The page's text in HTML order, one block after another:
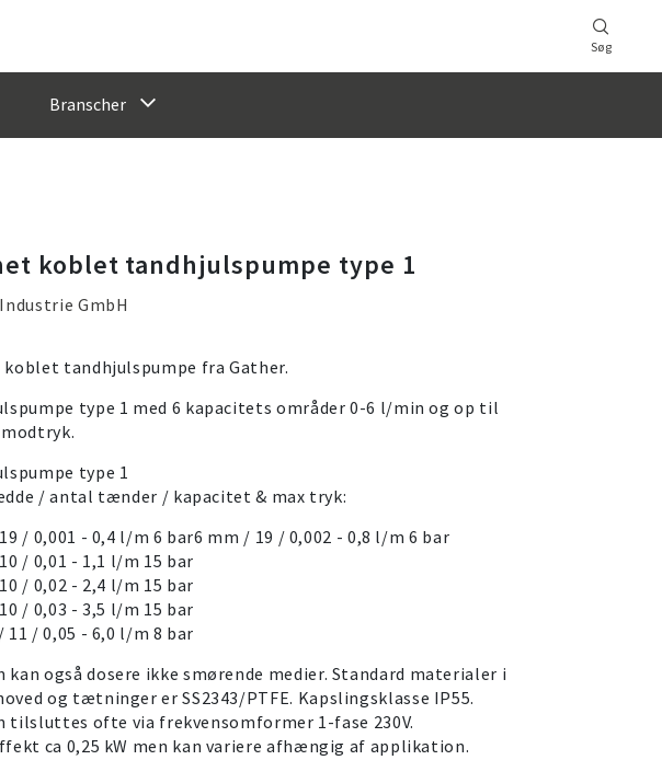
Søg
Branscher
koblet tandhjulspumpe type 1
GmbH
koblet tandhjulspumpe fra Gather.
type 1 med 6 kapacitets områder 0-6 l/min og op til
type 1
/ antal tænder / kapacitet & max tryk:
/ 0,001 - 0,4 l/m 6 bar6 mm / 19 / 0,002 - 0,8 l/m 6 bar
/ 0,01 - 1,1 l/m 15 bar
/ 0,02 - 2,4 l/m 15 bar
/ 0,03 - 3,5 l/m 15 bar
11 / 0,05 - 6,0 l/m 8 bar
kan også dosere ikke smørende medier. Standard materialer i
og tætninger er SS2343/PTFE. Kapslingsklasse IP55.
tilsluttes ofte via frekvensomformer 1-fase 230V.
ca 0,25 kW men kan variere afhængig af applikation.